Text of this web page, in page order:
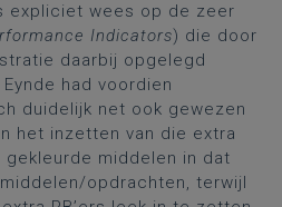
expliciet wees op de zeer
Indicators) die door
daarbij opgelegd
had voordien
duidelijk net ook gewezen
het inzetten van die extra
gekleurde middelen in dat
opdrachten, terwijl